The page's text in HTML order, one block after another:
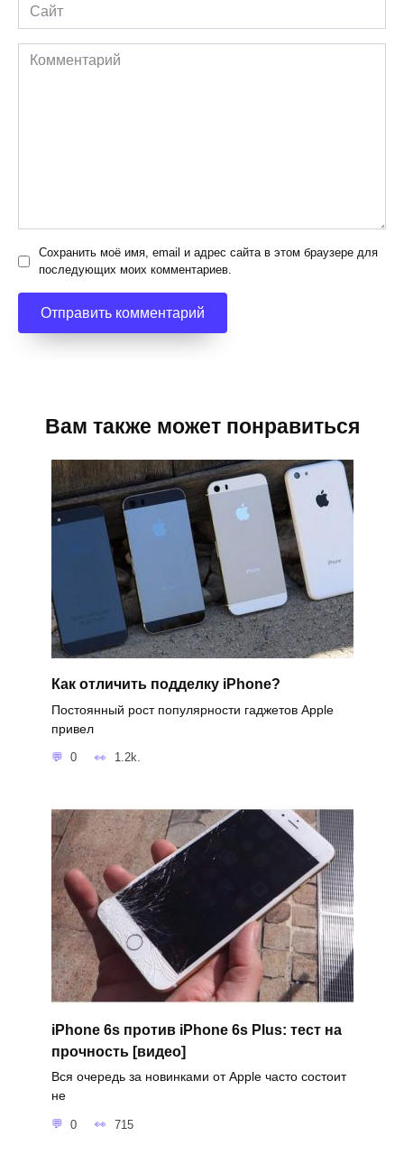
Сайт
Комментарий
Сохранить моё имя, email и адрес сайта в этом браузере для
последующих моих комментариев.
Вам также может понравиться
Как отличить подделку iPhone?
Постоянный рост популярности гаджетов Apple
привел
0 1.2k.
iPhone 6s против iPhone 6s Plus: тест на
прочность [видео]
Вся очередь за новинками от Apple часто состоит
не
0 715